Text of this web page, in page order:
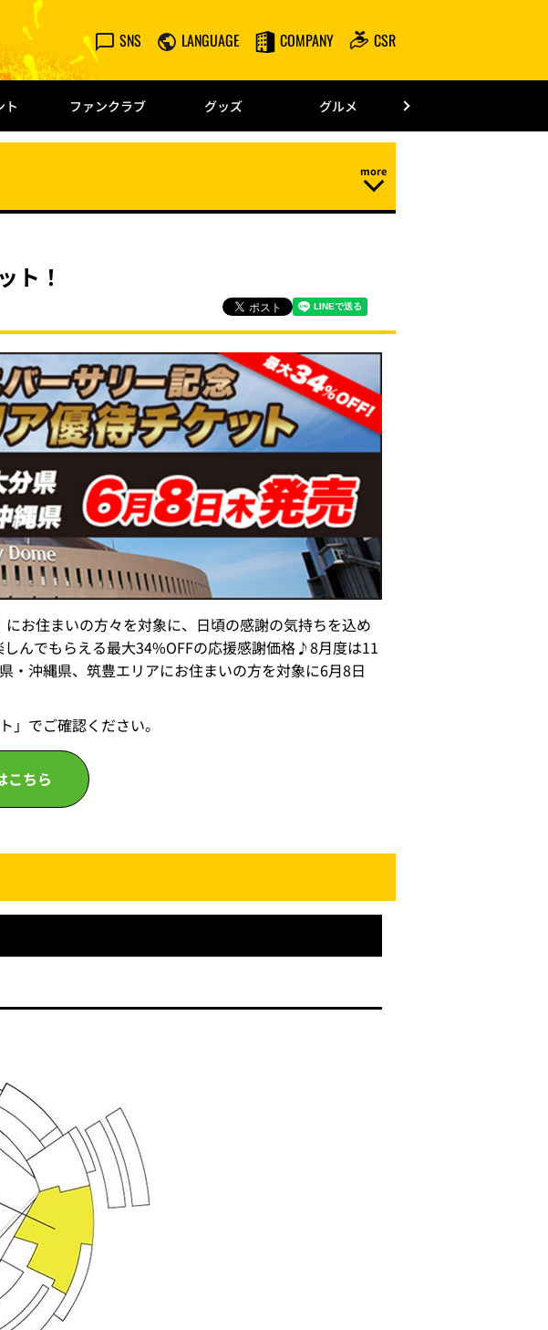
SNS LANGUAGE COMPANY CSR
ト ファンクラブ グッズ グルメ
ト！
お住まいの方々を対象に、日頃の感謝の気持ちを込め
んでもらえる最大34%OFFの応援感謝価格♪8月度は11
・沖縄県、筑豊エリアにお住まいの方を対象に6月8日
でご確認ください。
こちら